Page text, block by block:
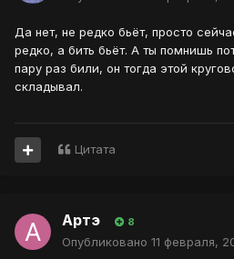
Да нет, не редко бьёт, просто
редко, а бить бьёт. А ты помнишь
пару раз били, он тогда этой
складывал.
Цитата
Артэ 8
Опубликовано 11 февраля,